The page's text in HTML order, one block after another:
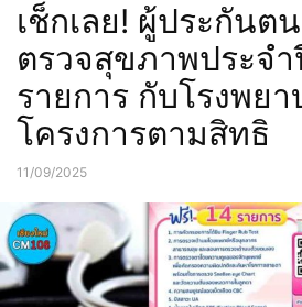
เช็กเลย! ผู้ประกันต
ตรวจสุขภาพประจำ
รายการ กับโรงพย
โครงการตามสิทธิ
11/09/2025